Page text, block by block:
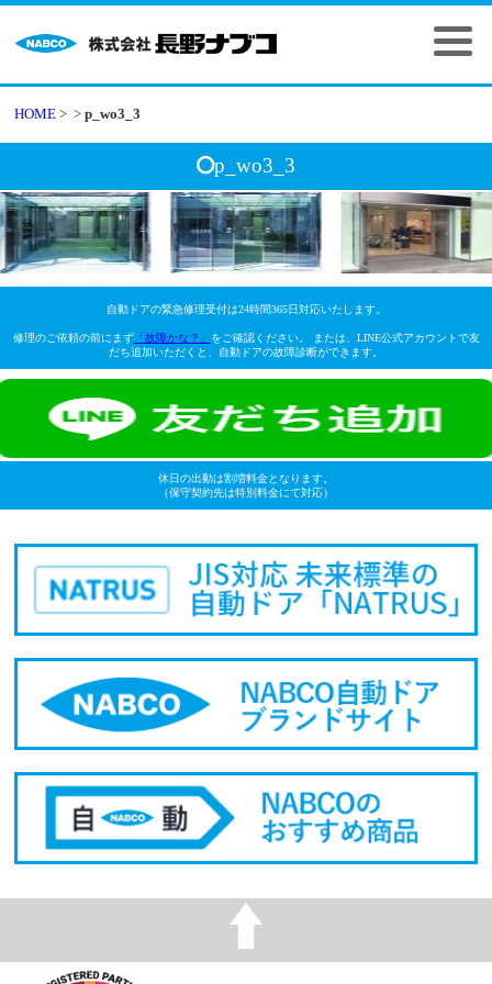
HOME > >p_wo3_3
p_wo3_3
自動ドアの緊急修理受付は24時間365日対応いたします。
修理のご依頼の前にまず「故障かな？」
をご確認ください。 または、LINE公式アカウントで友
だち追加いただくと、自動ドアの故障診断ができます。
休日の出動は割増料金となります。
（保守契約先は特別料金にて対応）